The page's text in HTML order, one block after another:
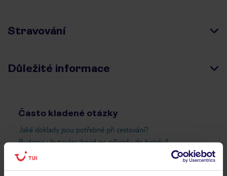
Stravování
Důležité informace
Často kladené otázky
Jaké doklady jsou potřebné při cestování?
Budeme ubytováni ihned po příjezdu do hotelu?
Kam jít po přistání a vyzvednutí zavazadel?